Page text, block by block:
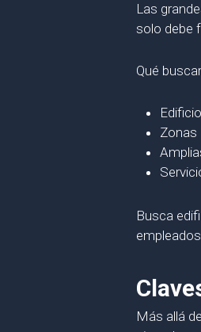
Las
solo debe
Qué
Zonas
Busca
Más allá